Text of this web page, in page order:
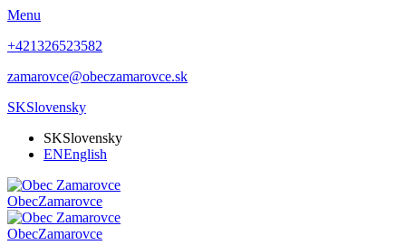
Menu
+421326523582
zamarovce@obeczamarovce.sk
SKSlovensky
SKSlovensky
ENEnglish
ObecZamarovce
ObecZamarovce